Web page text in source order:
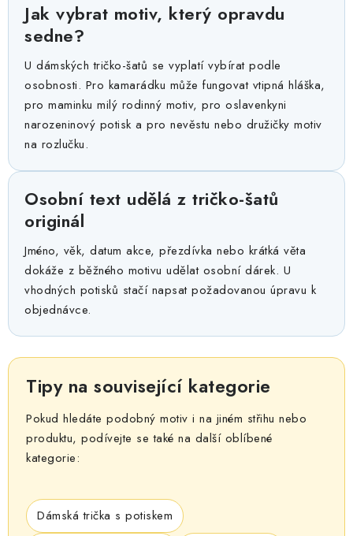
Jak vybrat motiv, který opravdu
sedne?
U dámských tričko-šatů se vyplatí vybírat podle
osobnosti. Pro kamarádku může fungovat vtipná hláška,
pro maminku milý rodinný motiv, pro oslavenkyni
narozeninový potisk a pro nevěstu nebo družičky motiv
na rozlučku.
Osobní text udělá z tričko-šatů
originál
Jméno, věk, datum akce, přezdívka nebo krátká věta
dokáže z běžného motivu udělat osobní dárek. U
vhodných potisků stačí napsat požadovanou úpravu k
objednávce.
Tipy na související kategorie
Pokud hledáte podobný motiv i na jiném střihu nebo
produktu, podívejte se také na další oblíbené
kategorie:
Dámská trička s potiskem